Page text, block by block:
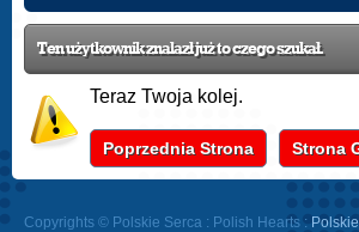
Ten użytkownik znalazł już to czego szukał.
Teraz Twoja kolej.
Poprzednia Strona Strona
Copyrights © Polskie Serca : Polish Hearts :